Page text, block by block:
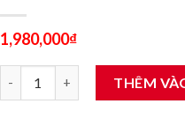
1,980,000₫
Máy hút bụi mũi khoan
THÊM